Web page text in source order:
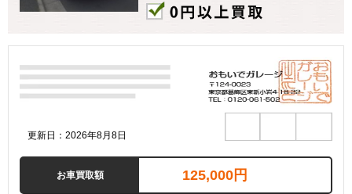
更新日：2026年8月8日
お車買取額 125,000円